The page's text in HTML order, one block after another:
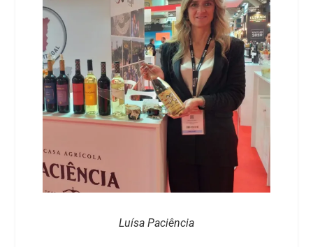
Luísa Paciência